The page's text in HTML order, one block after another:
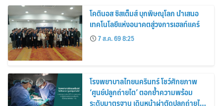
โคตินอส ซิสเต็มส์ บุกพิษณุโลก นำเสนอ
เทคโนโลยีแห่งอนาคตสู่วงการเฮลท์แคร์
7 ส.ค. 69 8:25
โรงพยาบาลไทยนครินทร์ โชว์ศักยภาพ
‘ศูนย์ปลูกถ่ายไต’ ตอกย้ำความพร้อม
ระดับมาตรฐาน เดินหน้าผ่าตัดปลูกถ่ายไต